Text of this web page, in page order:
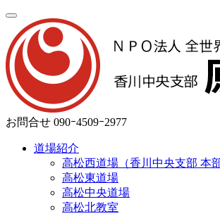
お問合せ 090ｰ4509ｰ2977
道場紹介
高松西道場（香川中央支部 本
高松東道場
高松中央道場
高松北教室